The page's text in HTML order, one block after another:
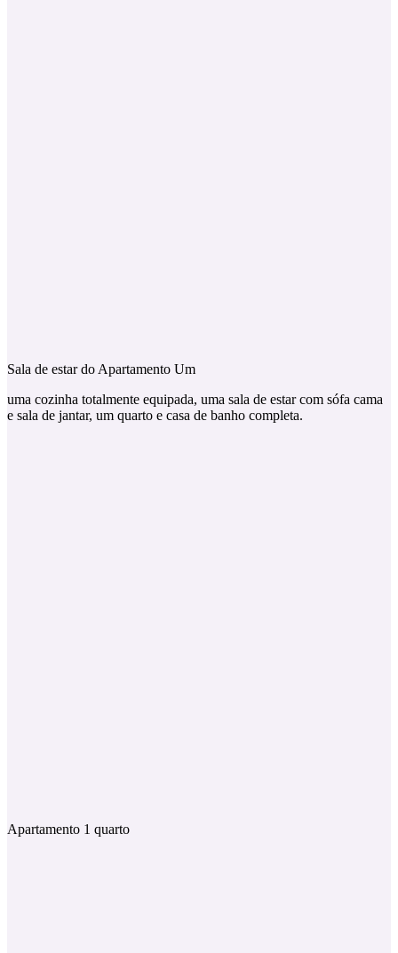
Sala de estar do Apartamento Um
uma cozinha totalmente equipada, uma sala de estar com sófa cama
e sala de jantar, um quarto e casa de banho completa.
Apartamento 1 quarto